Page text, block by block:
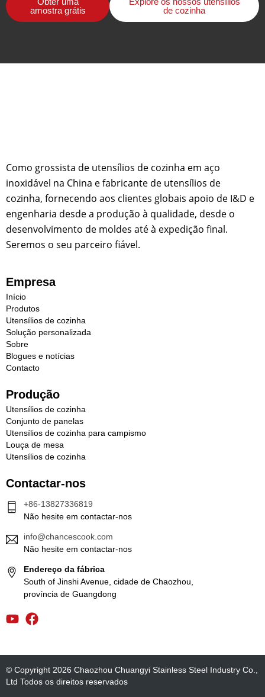
amostra grátis
de cozinha
Como grossista de utensílios de cozinha em aço
inoxidável na China e fabricante de utensílios de
cozinha, fornecendo aos clientes globais apoio de I&D e
engenharia desde a produção à qualidade, desde o
desenvolvimento de moldes até à expedição final.
Seremos o seu parceiro fiável.
Empresa
Início
Produtos
Utensílios de cozinha
Solução personalizada
Sobre
Blogues e notícias
Contacto
Produção
Utensílios de cozinha
Conjunto de panelas
Utensílios de cozinha para campismo
Louça de mesa
Utensílios de cozinha
Contactar-nos
+86-13827336819
Não hesite em contactar-nos
info@chancescook.com
Não hesite em contactar-nos
Endereço da fábrica
South of Jinshi Avenue, cidade de Chaozhou,
província de Guangdong
© Copyright 2026 Chaozhou Chuangyi Stainless Steel Industry Co.,
Ltd Todos os direitos reservados